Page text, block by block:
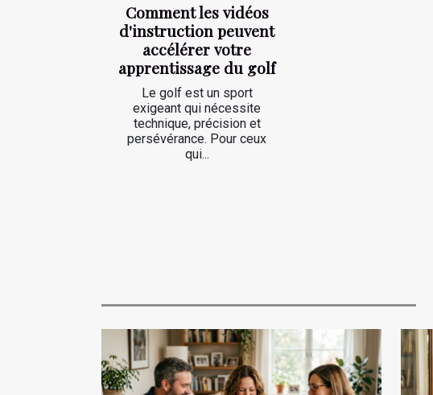
Comment les vidéos
d'instruction peuvent
accélérer votre
apprentissage du golf
Le golf est un sport
exigeant qui nécessite
technique, précision et
persévérance. Pour ceux
qui...